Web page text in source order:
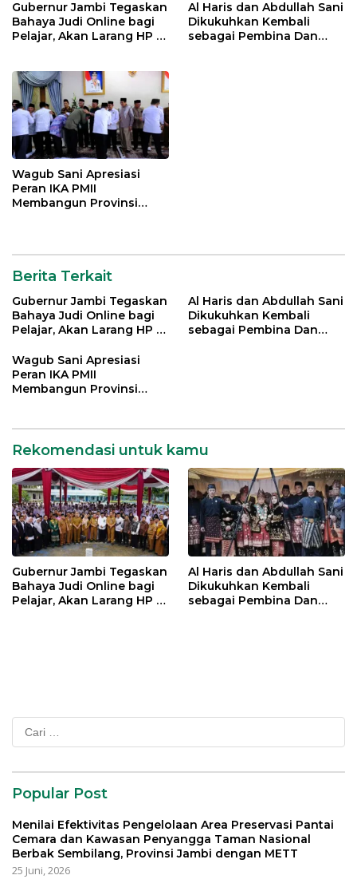
Gubernur Jambi Tegaskan
Bahaya Judi Online bagi
Pelajar, Akan Larang HP di
Al Haris dan Abdullah Sani
Dikukuhkan Kembali
sebagai Pembina Dan
Wagub Sani Apresiasi
Peran IKA PMII
Membangun Provinsi
Berita Terkait
Gubernur Jambi Tegaskan
Bahaya Judi Online bagi
Pelajar, Akan Larang HP di
Al Haris dan Abdullah Sani
Dikukuhkan Kembali
sebagai Pembina Dan
Wagub Sani Apresiasi
Peran IKA PMII
Membangun Provinsi
Rekomendasi untuk kamu
Gubernur Jambi Tegaskan
Bahaya Judi Online bagi
Pelajar, Akan Larang HP di
Al Haris dan Abdullah Sani
Dikukuhkan Kembali
sebagai Pembina Dan
Popular Post
Menilai Efektivitas Pengelolaan Area Preservasi Pantai
Cemara dan Kawasan Penyangga Taman Nasional
Berbak Sembilang, Provinsi Jambi dengan METT
25 Juni, 2026